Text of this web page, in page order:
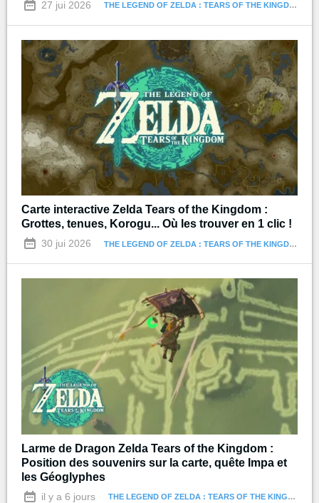
27 jui 2026 THE LEGEND OF ZELDA : TEARS OF THE KINGDOM
Carte interactive Zelda Tears of the Kingdom :
Grottes, tenues, Korogu... Où les trouver en 1 clic !
30 jui 2026 THE LEGEND OF ZELDA : TEARS OF THE KINGDOM
Larme de Dragon Zelda Tears of the Kingdom :
Position des souvenirs sur la carte, quête Impa et
les Géoglyphes
il y a 6 jours THE LEGEND OF ZELDA : TEARS OF THE KINGDOM